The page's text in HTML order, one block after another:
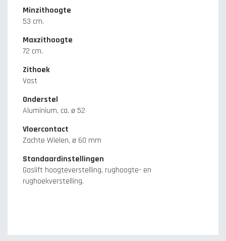
Minzithoogte
53 cm.
Maxzithoogte
72 cm.
Zithoek
Vast
Onderstel
Aluminium, ca. ø 52
Vloercontact
Zachte Wielen, ø 60 mm
Standaardinstellingen
Gaslift hoogteverstelling, rughoogte- en
rughoekverstelling.